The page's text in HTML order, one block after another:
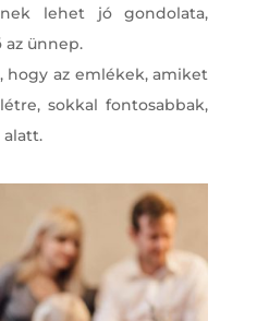
lehet jó gondolata,
az ünnep.
hogy az emlékek, amiket
sokkal fontosabbak,
alatt.